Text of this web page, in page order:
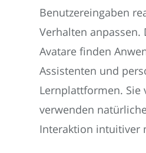
Benutzereingaben
Verhalten
Avatare finden
Assistenten und
Lernplattformen. Sie
verwenden
Interaktion intuitiver